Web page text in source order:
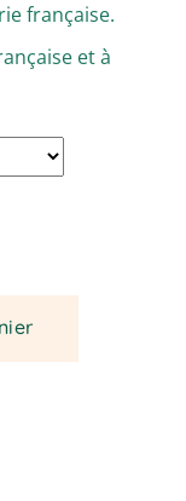
française.
et à